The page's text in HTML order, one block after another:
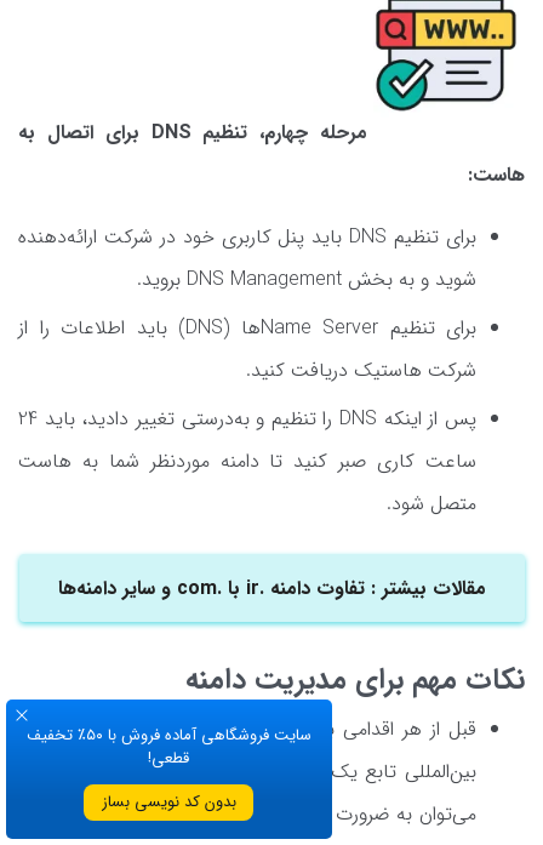
مرحله چهارم، تنظیم DNS برای اتصال به
هاست:
برای تنظیم DNS باید پنل کاربری خود در شرکت ارائه‌دهنده
شوید و به بخش DNS Management بروید.
برای تنظیم Name Serverها (DNS) باید اطلاعات را از
شرکت هاستیک دریافت کنید.
پس از اینکه DNS را تنظیم و به‌درستی تغییر دادید، باید 24
ساعت کاری صبر کنید تا دامنه موردنظر شما به هاست
متصل شود.
مقالات بیشتر : تفاوت دامنه .ir با .com و سایر دامنه‌ها
نکات مهم برای مدیریت دامنه
قبل از هر اقدامی باید به‌خاطر داشته باشید که ثبت دامنه
بین‌المللی تابع یک سری قوانین است. از قوانین عمومی آن
می‌توان به ضرورت استفاده از حروف لاتین و عدم استفاده از
سایت فروشگاهی آماده فروش با ۵۰٪ تخفیف
قطعی!
بدون کد نویسی بساز